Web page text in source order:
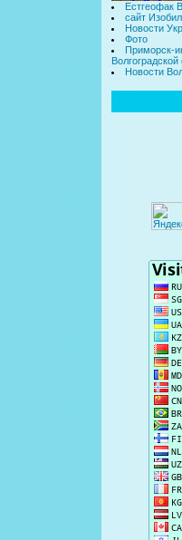
Естгеофак
сайт
Новости
Фото
Приморск-
Новости